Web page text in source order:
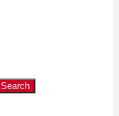
Search